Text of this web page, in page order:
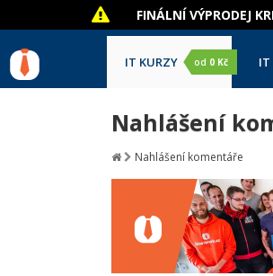
FINÁLNÍ VÝPRODEJ
IT KURZY od 0 Kč IT
Nahlášení
Nahlášení komentáře